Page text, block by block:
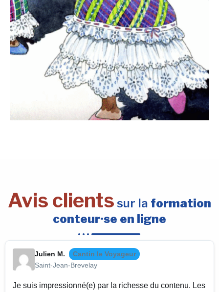
Avis clients sur la formation
conteur·se en ligne
Julien M.
Cantin le Voyageur
Saint-Jean-Brevelay
Je suis impressionné(e) par la richesse du contenu. Les